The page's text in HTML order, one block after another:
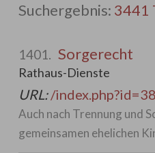
3441
1401. Sorgerecht
Rathaus-Dienste
URL: /
Auch nach Trennung und
gemeinsamen ehelichen